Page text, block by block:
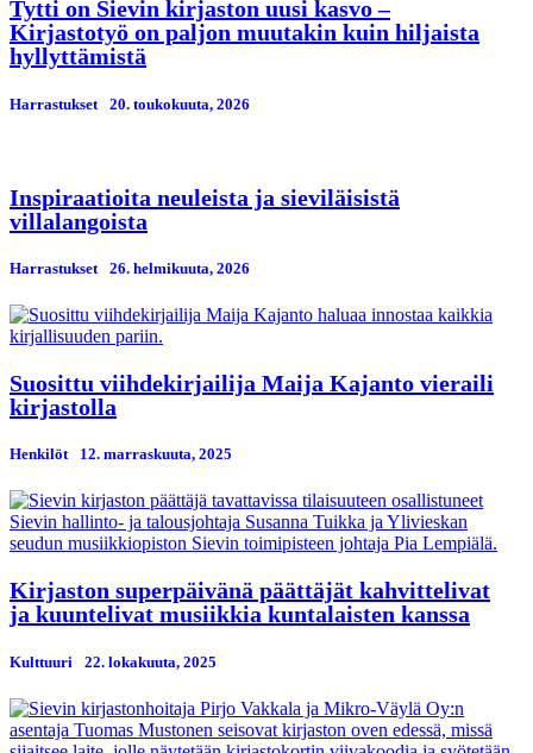
Tytti on Sievin kirjaston uusi kasvo –
Kirjastotyö on paljon muutakin kuin hiljaista
hyllyttämistä
Harrastukset 20. toukokuuta, 2026
Inspiraatioita neuleista ja sieviläisistä
villalangoista
Harrastukset 26. helmikuuta, 2026
Suosittu viihdekirjailija Maija Kajanto vieraili
kirjastolla
Henkilöt 12. marraskuuta, 2025
Kirjaston superpäivänä päättäjät kahvittelivat
ja kuuntelivat musiikkia kuntalaisten kanssa
Kulttuuri 22. lokakuuta, 2025